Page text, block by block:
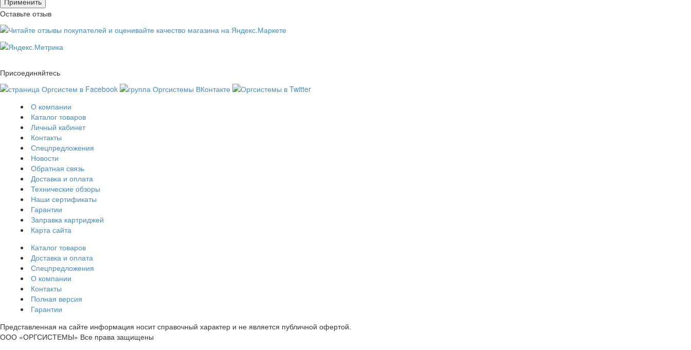
Оставьте отзыв
Присоединяйтесь
О компании
Каталог товаров
Личный кабинет
Контакты
Спецпредложения
Новости
Обратная связь
Доставка и оплата
Технические обзоры
Наши сертификаты
Гарантии
Заправка картриджей
Карта сайта
Каталог товаров
Доставка и оплата
Спецпредложения
О компании
Контакты
Полная версия
Гарантии
Представленная на сайте информация носит справочный характер и не является публичной офертой.
ООО «ОРГСИСТЕМЫ» Все права защищены